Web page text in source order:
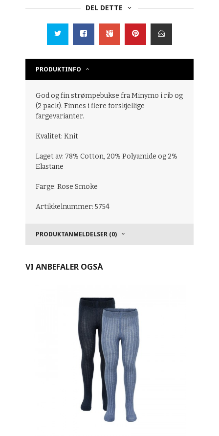
DEL DETTE
PRODUKTINFO
God og fin strømpebukse fra Minymo i rib og
(2 pack). Finnes i flere forskjellige
fargevarianter.
Kvalitet: Knit
Laget av: 78% Cotton, 20% Polyamide og 2%
Elastane
Farge: Rose Smoke
Artikkelnummer: 5754
PRODUKTANMELDELSER (0)
VI ANBEFALER OGSÅ